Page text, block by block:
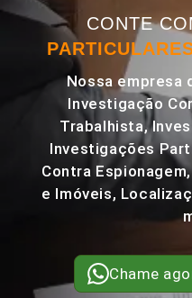
CONTE
Nossa empresa
Investigação
Trabalhista,
Investigações
Contra
e Imóveis,
Chame